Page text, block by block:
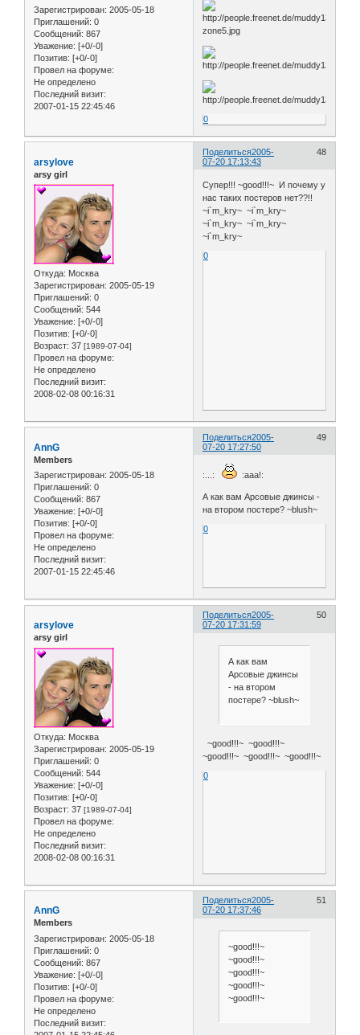
Зарегистрирован: 2005-05-18
Приглашений: 0
Сообщений: 867
Уважение: [+0/-0]
Позитив: [+0/-0]
Провел на форуме:
Не определено
Последний визит:
2007-01-15 22:45:46
0
Поделиться 48
2005-
07-20 17:13:43
arsylove
arsy girl
Откуда: Москва
Зарегистрирован: 2005-05-19
Приглашений: 0
Сообщений: 544
Уважение: [+0/-0]
Позитив: [+0/-0]
Возраст: 37 [1989-07-04]
Провел на форуме:
Не определено
Последний визит:
2008-02-08 00:16:31
Супер!!! ~good!!!~ И почему у
нас таких постеров нет??!!
~i`m_kry~ ~i`m_kry~
~i`m_kry~ ~i`m_kry~
~i`m_kry~
0
Поделиться 49
2005-
07-20 17:27:50
AnnG
Members
Зарегистрирован: 2005-05-18
Приглашений: 0
Сообщений: 867
Уважение: [+0/-0]
Позитив: [+0/-0]
Провел на форуме:
Не определено
Последний визит:
2007-01-15 22:45:46
:...: :aaa!:
А как вам Арсовые джинсы -
на втором постере? ~blush~
0
Поделиться 50
2005-
07-20 17:31:59
arsylove
arsy girl
Откуда: Москва
Зарегистрирован: 2005-05-19
Приглашений: 0
Сообщений: 544
Уважение: [+0/-0]
Позитив: [+0/-0]
Возраст: 37 [1989-07-04]
Провел на форуме:
Не определено
Последний визит:
2008-02-08 00:16:31
А как вам
Арсовые джинсы
- на втором
постере? ~blush~
~good!!!~ ~good!!!~
~good!!!~ ~good!!!~ ~good!!!~
0
Поделиться 51
2005-
07-20 17:37:46
AnnG
Members
Зарегистрирован: 2005-05-18
Приглашений: 0
Сообщений: 867
Уважение: [+0/-0]
Позитив: [+0/-0]
Провел на форуме:
Не определено
Последний визит:
~good!!!~
~good!!!~
~good!!!~
~good!!!~
~good!!!~